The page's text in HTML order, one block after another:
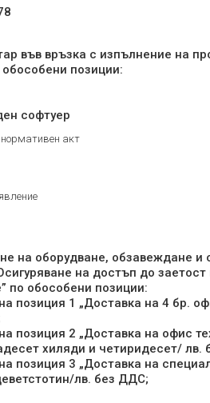
във връзка с изпълнение на
позиции:
софтуер
акт
на оборудване, обзавеждане
на достъп до
по обособени позиции:
позиция 1 „Доставка на 4 бр.
позиция 2 „Доставка на офис
хиляди и четиридесет/ лв.
позиция 3 „Доставка на
лв. без ДДС;